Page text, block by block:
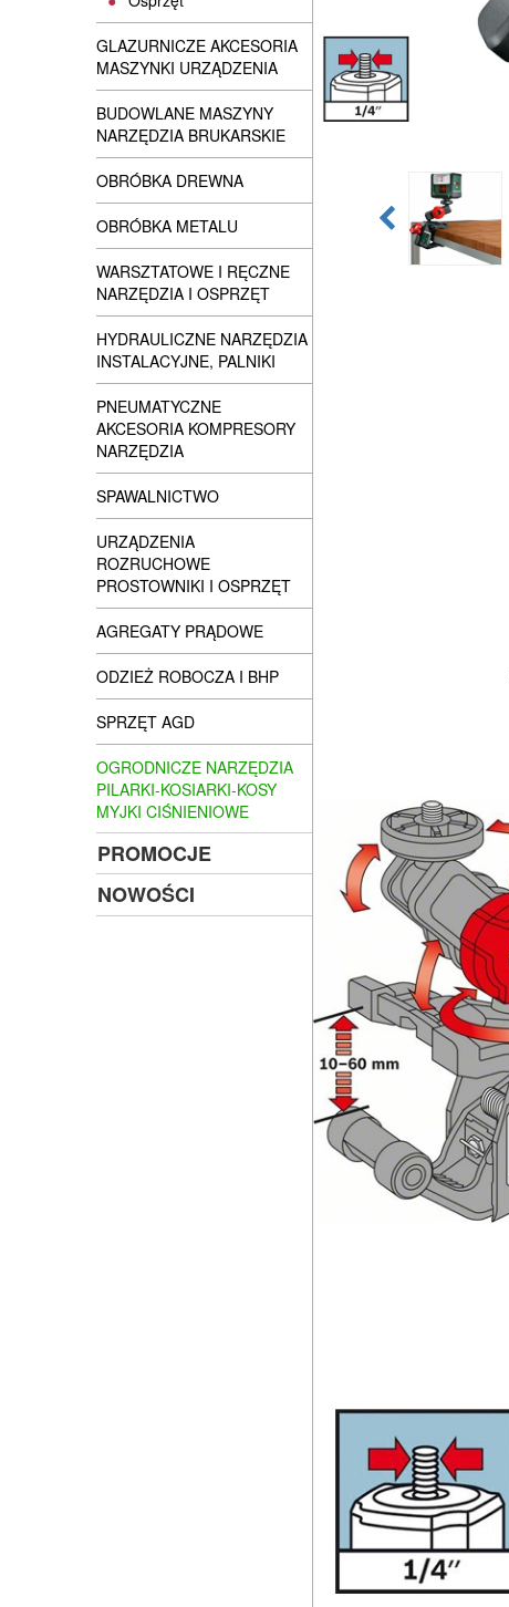
GLAZURNICZE AKCESORIA
MASZYNKI URZĄDZENIA
BUDOWLANE MASZYNY
NARZĘDZIA BRUKARSKIE
OBRÓBKA DREWNA
OBRÓBKA METALU
WARSZTATOWE I RĘCZNE
NARZĘDZIA I OSPRZĘT
HYDRAULICZNE NARZĘDZIA
INSTALACYJNE, PALNIKI
PNEUMATYCZNE
AKCESORIA KOMPRESORY
NARZĘDZIA
SPAWALNICTWO
URZĄDZENIA
ROZRUCHOWE
PROSTOWNIKI I OSPRZĘT
AGREGATY PRĄDOWE
ODZIEŻ ROBOCZA I BHP
SPRZĘT AGD
OGRODNICZE NARZĘDZIA
PILARKI-KOSIARKI-KOSY
MYJKI CIŚNIENIOWE
PROMOCJE
NOWOŚCI